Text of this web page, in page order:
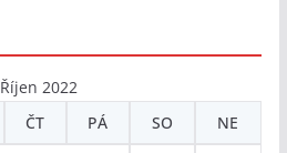
Říjen 2022
ČT PÁ SO NE